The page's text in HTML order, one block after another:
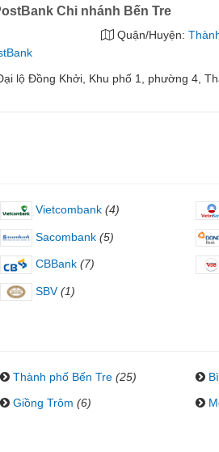
Chi nhánh Bến Tre
Quận/Huyện:
lộ Đồng Khởi, Khu phố 1, phường 4,
Vietcombank (4)
Sacombank (5)
CBBank (7)
SBV (1)
Thành phố Bến Tre (25)
Giồng Trôm (6)